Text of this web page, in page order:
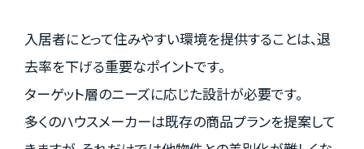
入居者にとって住みやすい環境を提供することは、退
去率を下げる重要なポイントです。
ターゲット層のニーズに応じた設計が必要です。
多くのハウスメーカーは既存の商品プランを提案して